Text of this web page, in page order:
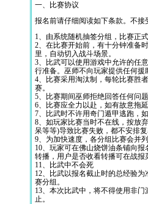
一、比赛协议
报名前请仔细阅读如下条款。不接
1、由系统随机抽签分组，比赛正式
2、在比赛开始前，有十分钟准备
里，自动切入战斗场景。
3、比武可以使用游戏中允许的任
行准备。巫师不向玩家提供任何援
4、比赛采用淘汰制，每轮比赛胜
赛。
5、比赛期间巫师拒绝回答任何问
6、比赛应全力以赴，如有故意拖
7、比武时不许用奇门遁甲逃跑，
8、如玩家比赛当时不在线，按放
呆等等)导致比赛失败，都不安排
9、为加快速度，各分组比赛会并列
10、玩家可在佛山烧饼油条铺向
转播，用户是否收看转播可在战报
11、比武中不会死
12、比武以报名截止时的总经验
赛分组。
13、本次比武中，将不得使用非
止。